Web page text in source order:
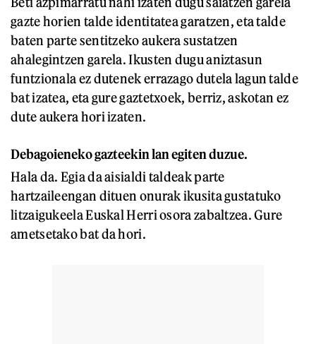
gazte horien talde identitatea garatzen, eta talde
baten parte sentitzeko aukera sustatzen
ahalegintzen garela. Ikusten dugu aniztasun
funtzionala ez dutenek errazago dutela lagun talde
bat izatea, eta gure gaztetxoek, berriz, askotan ez
dute aukera hori izaten.
Debagoieneko gazteekin lan egiten duzue.
Hala da. Egia da aisialdi taldeak parte
hartzaileengan dituen onurak ikusita gustatuko
litzaigukeela Euskal Herri osora zabaltzea. Gure
ametsetako bat da hori.